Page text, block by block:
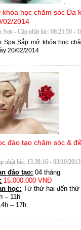
khóa học chăm sóc Da
02/2014
Sơn - Cập nhật lúc: 08:25:50 -
Spa Sắp mở khóa học
20/02/2014
đào tạo chăm sóc &
nhật lúc: 13:38:16 - 03/10/2013
đào tạo: 04 tháng
15.000.000 VNĐ
học: Từ thứ hai đến thứ
– 11h
– 17h